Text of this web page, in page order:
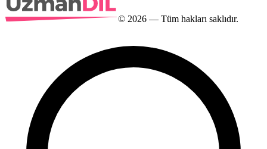
© 2026 — Tüm hakları saklıdır.